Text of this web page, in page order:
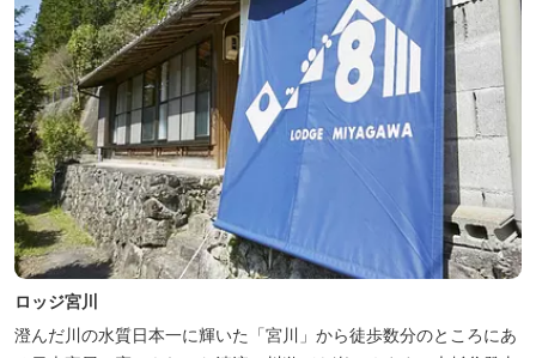
ロッジ宮川
澄んだ川の水質日本一に輝いた「宮川」から徒歩数分のところにあ